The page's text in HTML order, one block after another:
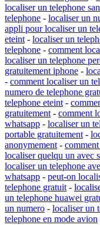
localiser un telephone
telephone - localiser un
appli pour localiser un
eteint - localiser un
telephone - comment
localiser un telephone
gratuitement iphone -
- comment localiser un
numero de telephone
telephone eteint -
gratuitement - comment
whatsapp - localiser un
portable gratuitement -
anonymement -
localiser quelqu un avec
localiser un telephone
whatsapp - peut-on
telephone gratuit -
un telephone huawei
un numero - localiser un
telephone en mode avion